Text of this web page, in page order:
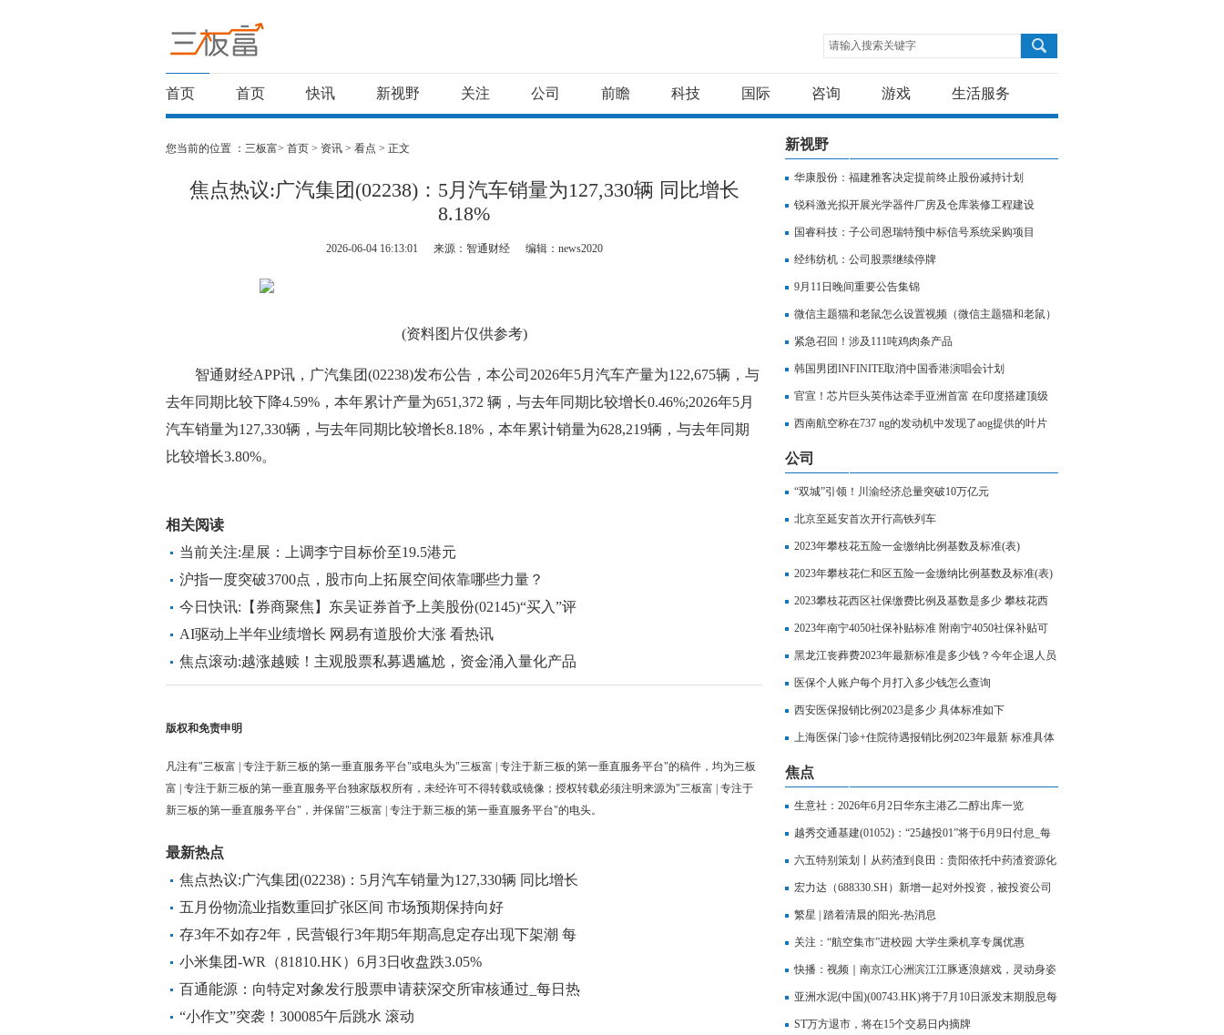
请输入搜索关键字
首页 首页 快讯 新视野 关注 公司 前瞻 科技 国际 咨询 游戏 生活服务
您当前的位置 ： 三板富> 首页 > 资讯 > 看点 > 正文
焦点热议:广汽集团(02238)：5月汽车销量为127,330辆 同比增长
8.18%
2026-06-04 16:13:01 来源：智通财经 编辑：news2020
(资料图片仅供参考)
智通财经APP讯，广汽集团(02238)发布公告，本公司2026年5月汽车产量为122,675辆，与
去年同期比较下降4.59%，本年累计产量为651,372 辆，与去年同期比较增长0.46%;2026年5月
汽车销量为127,330辆，与去年同期比较增长8.18%，本年累计销量为628,219辆，与去年同期
比较增长3.80%。
相关阅读
当前关注:星展：上调李宁目标价至19.5港元
沪指一度突破3700点，股市向上拓展空间依靠哪些力量？
今日快讯:【券商聚焦】东吴证券首予上美股份(02145)“买入”评
级 指其多品牌战略前景可期
AI驱动上半年业绩增长 网易有道股价大涨 看热讯
焦点滚动:越涨越赎！主观股票私募遇尴尬，资金涌入量化产品
版权和免责申明
凡注有"三板富 | 专注于新三板的第一垂直服务平台"或电头为"三板富 | 专注于新三板的第一垂直服务平台"的稿件，均为三板
富 | 专注于新三板的第一垂直服务平台独家版权所有，未经许可不得转载或镜像；授权转载必须注明来源为"三板富 | 专注于
新三板的第一垂直服务平台"，并保留"三板富 | 专注于新三板的第一垂直服务平台"的电头。
最新热点
焦点热议:广汽集团(02238)：5月汽车销量为127,330辆 同比增长
8.18%
五月份物流业指数重回扩张区间 市场预期保持向好
存3年不如存2年，民营银行3年期5年期高息定存出现下架潮 每
日动态
小米集团-WR（81810.HK）6月3日收盘跌3.05%
百通能源：向特定对象发行股票申请获深交所审核通过_每日热
文
“小作文”突袭！300085午后跳水 滚动
新视野
华康股份：福建雅客决定提前终止股份减持计划
锐科激光拟开展光学器件厂房及仓库装修工程建设
国睿科技：子公司恩瑞特预中标信号系统采购项目
经纬纺机：公司股票继续停牌
9月11日晚间重要公告集锦
微信主题猫和老鼠怎么设置视频（微信主题猫和老鼠）
紧急召回！涉及111吨鸡肉条产品
韩国男团INFINITE取消中国香港演唱会计划
官宣！芯片巨头英伟达牵手亚洲首富 在印度搭建顶级
超算、炼制本土大模型
西南航空称在737 ng的发动机中发现了aog提供的叶片
公司
“双城”引领！川渝经济总量突破10万亿元
北京至延安首次开行高铁列车
2023年攀枝花五险一金缴纳比例基数及标准(表)
2023年攀枝花仁和区五险一金缴纳比例基数及标准(表)
2023攀枝花西区社保缴费比例及基数是多少 攀枝花西
区社保缴费标准表
2023年南宁4050社保补贴标准 附南宁4050社保补贴可
以享受几年
黑龙江丧葬费2023年最新标准是多少钱？今年企退人员
丧葬费领多少钱？
医保个人账户每个月打入多少钱怎么查询
西安医保报销比例2023是多少 具体标准如下
上海医保门诊+住院待遇报销比例2023年最新 标准具体
如下
焦点
生意社：2026年6月2日华东主港乙二醇出库一览
越秀交通基建(01052)：“25越投01”将于6月9日付息_每
日信息
六五特别策划丨从药渣到良田：贵阳依托中药渣资源化
利用 走出固废循环利用新路径 每日讯息
宏力达（688330.SH）新增一起对外投资，被投资公司
为广东微容电子科技股份有限公司_每日快看
繁星 | 踏着清晨的阳光-热消息
关注：“航空集市”进校园 大学生乘机享专属优惠
快播：视频｜南京江心洲滨江江豚逐浪嬉戏，灵动身姿
演绎长江生态画卷
亚洲水泥(中国)(00743.HK)将于7月10日派发末期股息每
股0.03元
ST万方退市，将在15个交易日内摘牌